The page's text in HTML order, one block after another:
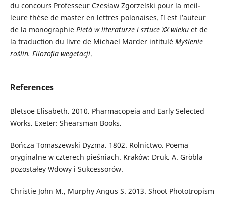
du concours Professeur Czesław Zgorzelski pour la meil­
leure thèse de master en lettres polonaises. Il est l’auteur
de la monographie Pietà w literaturze i sztuce XX wieku et de
la traduction du livre de Michael Marder intitulé Myślenie
roślin. Filozofia wegetacji.
References
Bletsoe Elisabeth. 2010. Pharmacopeia and Early Selected
Works. Exeter: Shearsman Books.
Bończa Tomaszewski Dyzma. 1802. Rolnictwo. Poema
oryginalne w czterech pieśniach. Kraków: Druk. A. Gröbla
pozostałey Wdowy i Sukcessorów.
Christie John M., Murphy Angus S. 2013. Shoot Phototropism